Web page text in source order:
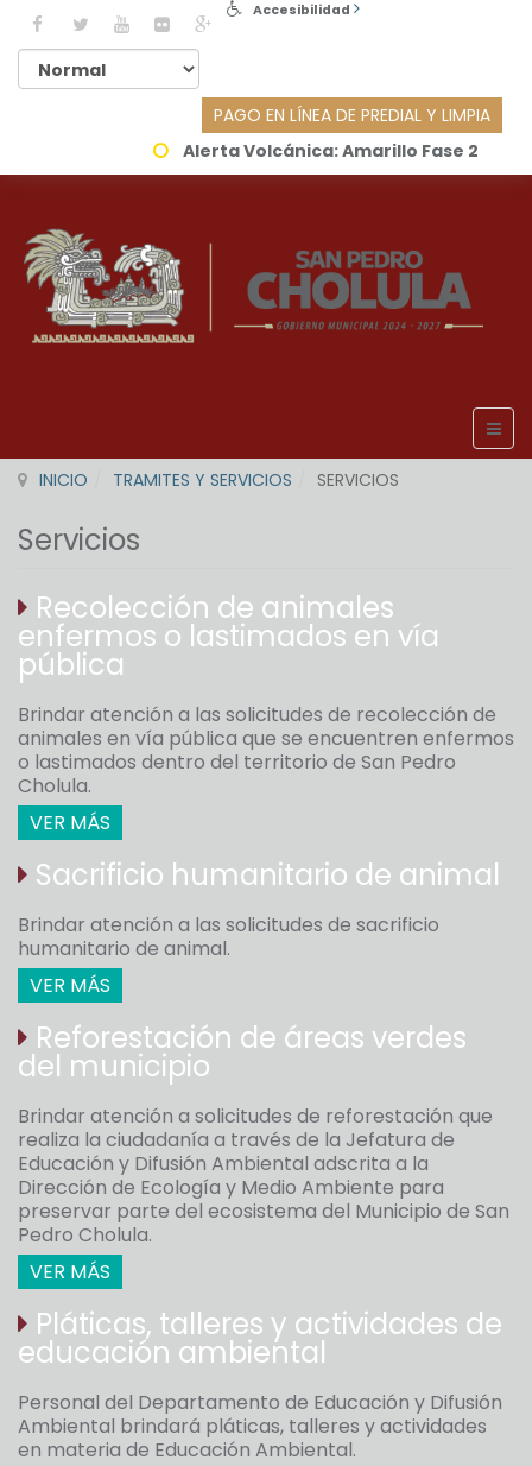
Accesibilidad
PAGO EN LÍNEA DE PREDIAL Y LIMPIA
Alerta Volcánica:Amarillo Fase 2
INICIO TRAMITES Y SERVICIOS SERVICIOS
Servicios
Recolección de animales
enfermos o lastimados en vía
pública
Brindar atención a las solicitudes de recolección de
animales en vía pública que se encuentren enfermos
o lastimados dentro del territorio de San Pedro
Cholula.
VER MÁS
Sacrificio humanitario de animal
Brindar atención a las solicitudes de sacrificio
humanitario de animal.
VER MÁS
Reforestación de áreas verdes
del municipio
Brindar atención a solicitudes de reforestación que
realiza la ciudadanía a través de la Jefatura de
Educación y Difusión Ambiental adscrita a la
Dirección de Ecología y Medio Ambiente para
preservar parte del ecosistema del Municipio de San
Pedro Cholula.
VER MÁS
Pláticas, talleres y actividades de
educación ambiental
Personal del Departamento de Educación y Difusión
Ambiental brindará pláticas, talleres y actividades
en materia de Educación Ambiental.